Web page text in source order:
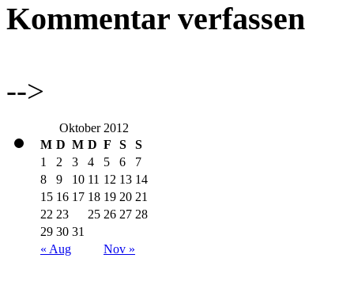
Kommentar verfassen
-->
Oktober 2012
M D M D F S S
« Aug Nov »
1 2 3 4 5 6
7
8
9 10 11 12 13 14
15 16 17 18 19 20 21
22 23 25 26 27 28
29 30 31